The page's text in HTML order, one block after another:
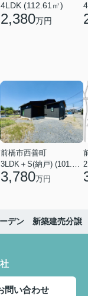
4LDK (112.61㎡)
2,380万円
前橋市西善町
3LDK＋S(納戸) (101.02㎡)
3,780万円
デン 新築建売分譲
問い合わせ